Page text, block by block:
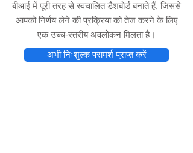
बीआई में पूरी तरह से स्वचालित डैशबोर्ड बनाते हैं, जिससे
आपको निर्णय लेने की प्रक्रिया को तेज करने के लिए
एक उच्च-स्तरीय अवलोकन मिलता है।
अभी निःशुल्क परामर्श प्राप्त करें